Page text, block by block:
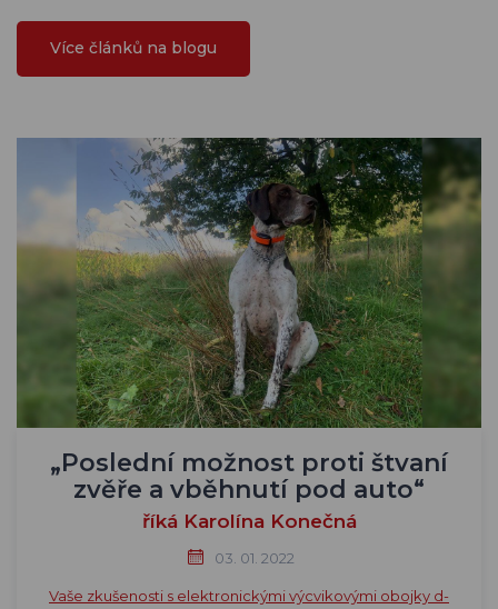
Více článků na blogu
„Poslední možnost proti štvaní
zvěře a vběhnutí pod auto“
říká Karolína Konečná
03. 01. 2022
Vaše zkušenosti s elektronickými výcvikovými obojky d-